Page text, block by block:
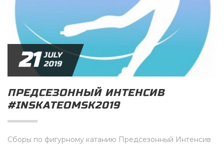
21 JULY
2019
ПРЕДСЕЗОННЫЙ ИНТЕНСИВ
#INSKATEOMSK2019
Сборы по фигурному катанию Предсезонный Интенсив